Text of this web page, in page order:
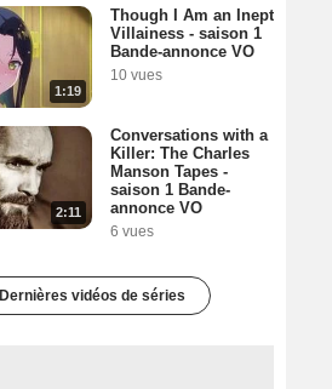
1:19
Though I Am an Inept
Villainess - saison 1
Bande-annonce VO
10 vues
2:11
Conversations with a
Killer: The Charles
Manson Tapes -
saison 1 Bande-
annonce VO
6 vues
Dernières vidéos de séries